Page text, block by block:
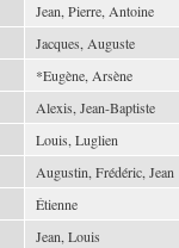
Jean, Pierre, Antoine
Jacques, Auguste
*Eugène, Arsène
Alexis, Jean-Baptiste
Louis, Luglien
Augustin, Frédéric, Jean
Étienne
Jean, Louis